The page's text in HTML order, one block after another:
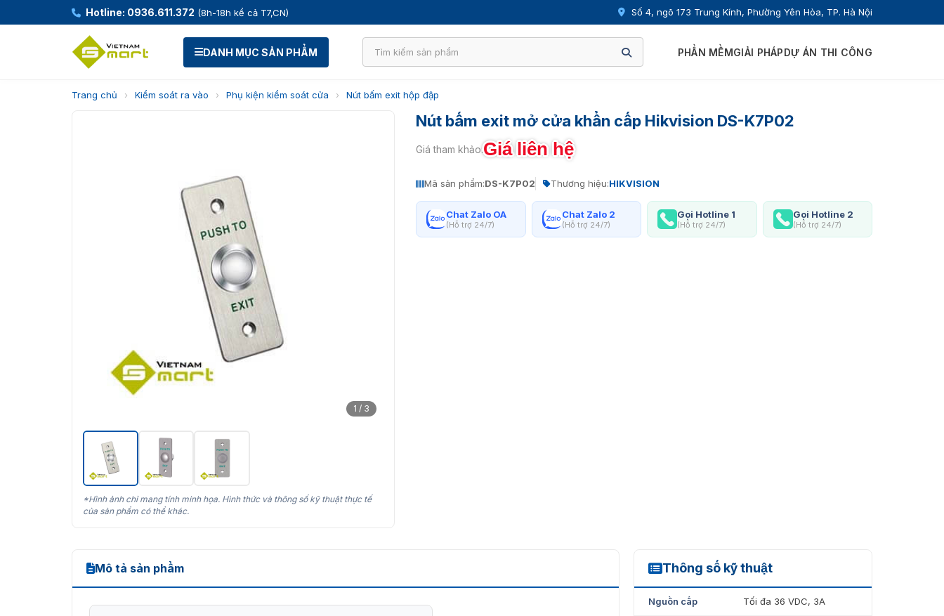
Hotline: 0936.611.372 (8h-18h kể cả T7,CN) Số 4, ngõ 173 Trung Kính, Phường Yên Hòa, TP. Hà Nội
DANH MỤC SẢN PHẨM PHẦN MỀMGIẢI PHÁPDỰ ÁN THI CÔNG
Trang chủ › Kiểm soát ra vào › Phụ kiện kiểm soát cửa › Nút bấm exit hộp đập
1 / 3
*Hình ảnh chỉ mang tính minh họa. Hình thức và thông số kỹ thuật thực tế
của sản phẩm có thể khác.
Nút bấm exit mở cửa khẩn cấp Hikvision DS-K7P02
Giá tham khảo:Giá liên hệ
Mã sản phẩm:DS-K7P02 Thương hiệu:HIKVISION
Chat Zalo OA
(Hỗ trợ 24/7)
Chat Zalo 2
(Hỗ trợ 24/7)
Gọi Hotline 1
(Hỗ trợ 24/7)
Gọi Hotline 2
(Hỗ trợ 24/7)
Mô tả sản phẩm Thông số kỹ thuật
DS-K7P02
Nguồn cấp Tối đa 36 VDC, 3A